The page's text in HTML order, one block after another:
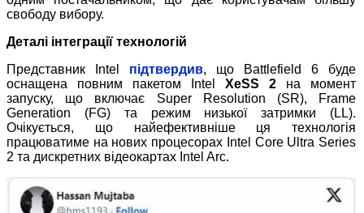
свободу вибору.
Деталі інтеграції технологій
Представник Intel підтвердив, що Battlefield 6 буде
оснащена повним пакетом IntelXeSS 2 на момент
запуску, що включає Super Resolution (SR), Frame
Generation (FG) та режим низької затримки (LL).
Очікується, що найефективніше ця технологія
працюватиме на нових процесорах Intel Core Ultra Series
2 та дискретних відеокартах Intel Arc.